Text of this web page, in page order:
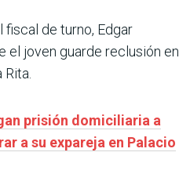
fiscal de turno, Edgar
el joven guarde reclusión en
prisión domiciliaria a
a su expareja en Palacio